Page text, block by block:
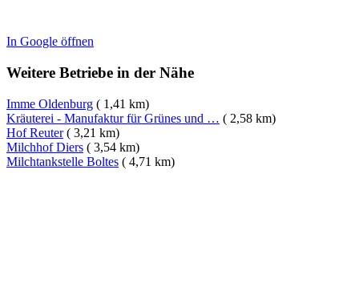
In Google öffnen
Weitere Betriebe in der Nähe
Imme Oldenburg ( 1,41 km)
Kräuterei - Manufaktur für Grünes und … ( 2,58 km)
Hof Reuter( 3,21 km)
Milchhof Diers ( 3,54 km)
Milchtankstelle Boltes ( 4,71 km)